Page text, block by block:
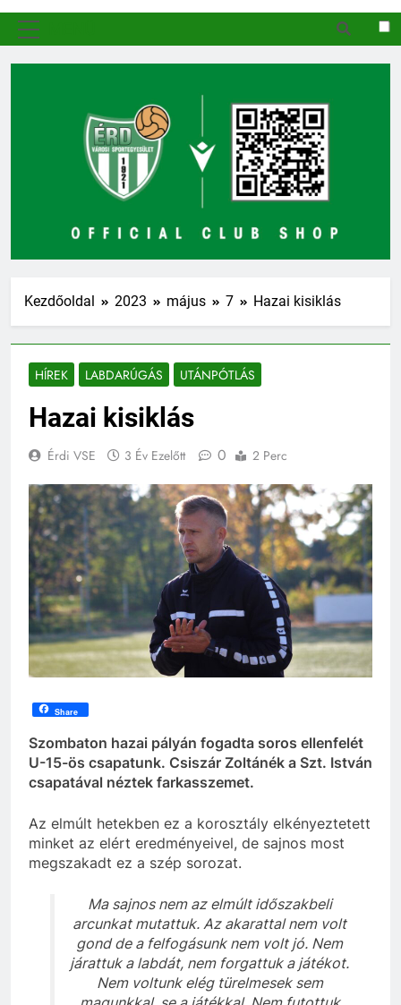
Kezdőoldal 2023 május 7 Hazai kisiklás
HÍREK LABDARÚGÁS UTÁNPÓTLÁS
Hazai kisiklás
Érdi VSE 3 Év Ezelőtt 0 2 Perc
Share
Szombaton hazai pályán fogadta soros ellenfelét
U-15-ös csapatunk. Csiszár Zoltánék a Szt. István
csapatával néztek farkasszemet.
Az elmúlt hetekben ez a korosztály elkényeztetett
minket az elért eredményeivel, de sajnos most
megszakadt ez a szép sorozat.
Ma sajnos nem az elmúlt időszakbeli
arcunkat mutattuk. Az akarattal nem volt
gond de a felfogásunk nem volt jó. Nem
járattuk a labdát, nem forgattuk a játékot.
Nem voltunk elég türelmesek sem